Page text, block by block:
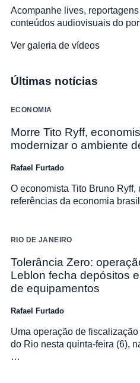
Acompanhe lives,
conteúdos audiovisuais do
Ver galeria de vídeos
Últimas notícias
ECONOMIA
Morre Tito Ryff,
modernizar o ambiente
Rafael Furtado
O economista Tito Bruno
referências da economia
RIO DE JANEIRO
Tolerância Zero:
Leblon fecha depósitos
de equipamentos
Rafael Furtado
Uma operação de
do Rio nesta quinta-feira (6),
…